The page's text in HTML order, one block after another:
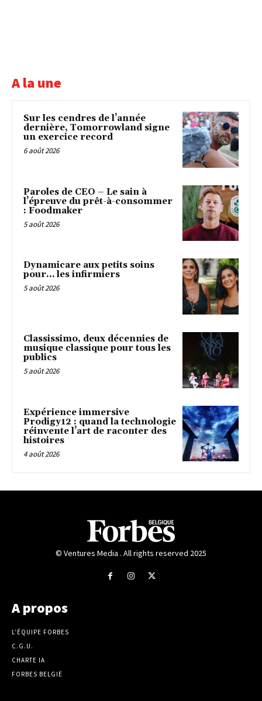
A la une
Sur les cendres de l’année
dernière, Tomorrowland signe
un exercice record
6 août 2026
Paroles de CEO – Le sain à
l’épreuve du prêt-à-consommer
: Foodmaker
5 août 2026
Dynamicare aux petits soins
pour… les infirmiers
5 août 2026
Classissimo, deux décennies de
musique classique pour tous les
publics
5 août 2026
Expérience immersive
Prodigy12 : quand la technologie
réinvente l’art de raconter des
histoires
4 août 2026
© Ventures Media . All rights reserved 2025
A propos
L’ÉQUIPE FORBES
C.G.U.
CHARTE IA
FORBES BELGIË